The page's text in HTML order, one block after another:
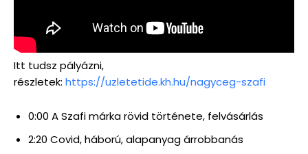
Itt tudsz pályázni,
részletek: ⁠https://uzletetide.kh.hu/nagyceg-szafi
0:00 A Szafi márka rövid története, felvásárlás
2:20 Covid, háború, alapanyag árrobbanás